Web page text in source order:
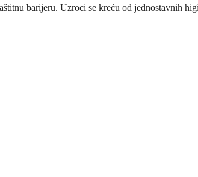
barijeru. Uzroci se kreću od jednostavnih